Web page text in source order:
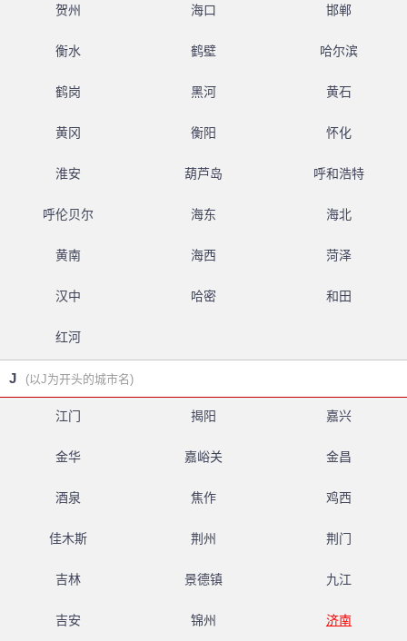
贺州 海口 邯郸
衡水 鹤壁 哈尔滨
鹤岗 黑河 黄石
黄冈 衡阳 怀化
淮安 葫芦岛 呼和浩特
呼伦贝尔 海东 海北
黄南 海西 菏泽
汉中 哈密 和田
红河
J (以J为开头的城市名)
江门 揭阳 嘉兴
金华 嘉峪关 金昌
酒泉 焦作 鸡西
佳木斯 荆州 荆门
吉林 景德镇 九江
吉安 锦州 济南